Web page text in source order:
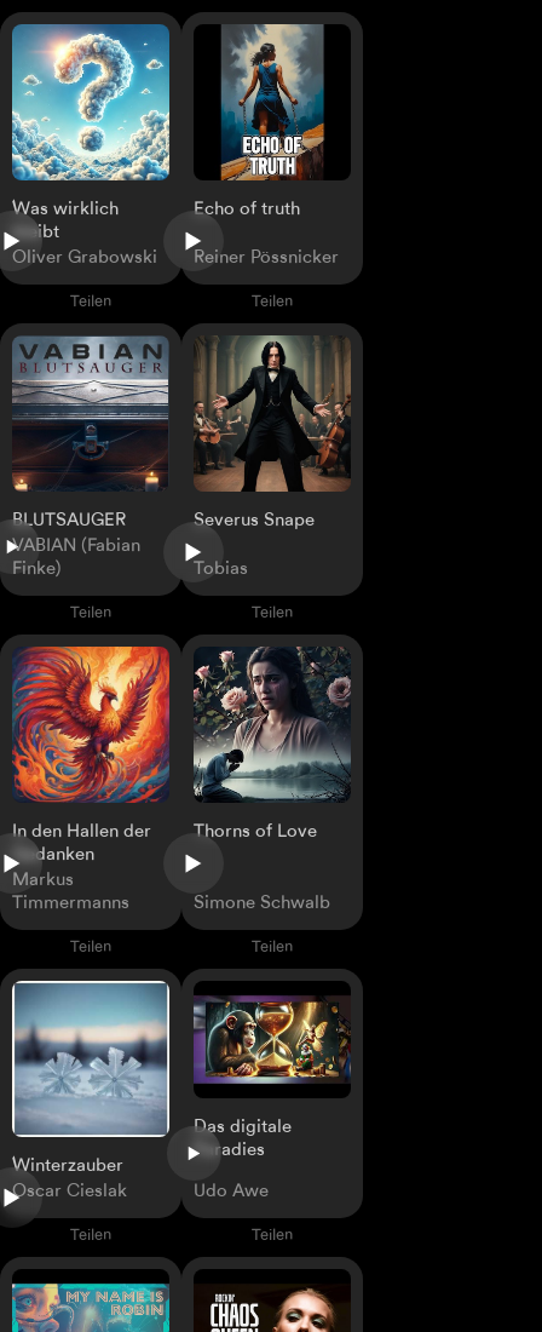
Was wirklich
bleibt
Oliver Grabowski
Teilen
Echo of truth
Reiner Pössnicker
Teilen
BLUTSAUGER
VABIAN (Fabian
Finke)
Teilen
Severus Snape
Tobias
Teilen
In den Hallen der
Gedanken
Markus
Timmermanns
Teilen
Thorns of Love
Simone Schwalb
Teilen
Winterzauber
Oscar Cieslak
Teilen
Das digitale
Paradies
Udo Awe
Teilen